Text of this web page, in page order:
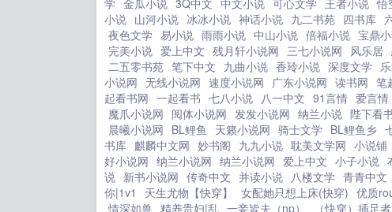
学 金瓜小说 3Q中文 中文小说 可心文学 王者小说 悟
小说 山河小说 冰冰小说 神话小说 九二书苑 四书库
夜色文学 易小说 雨雨小说 中山小说 倍福小说 宝鼎
完美小说 爱上中文 残月轩小说网 三七小说网 风乐居
二五零书苑 笔下中文 九曲小说 香玲小说 深度文学
小说网 无线小说网 速度小说网 广东小说网 读书网 笔
起看书网 一起看书 七八小说 八一中文 91言情 爱言情
魔爪小说网 阅体小说网 发发小说网 纳兰小说 陛下看
晨曦小说网 BL鲤鱼 天籁小说网 骑士文学 BL鲤鱼乡
书库 麒麟中文网 妙书阁 九九小说 耽美文学网 小说铺
好小说网 纳兰小说网 纳兰小说网 爱上中文 小子小说
说 新书小说网 传奇中文 并读小说 八楼文学 青青中文
你|1v1
天生尤物【快穿】 女配她只想上床(快穿) 优质
情深如兽 精养贵妇|乱 一妾皆夫（np） （快穿）插足者